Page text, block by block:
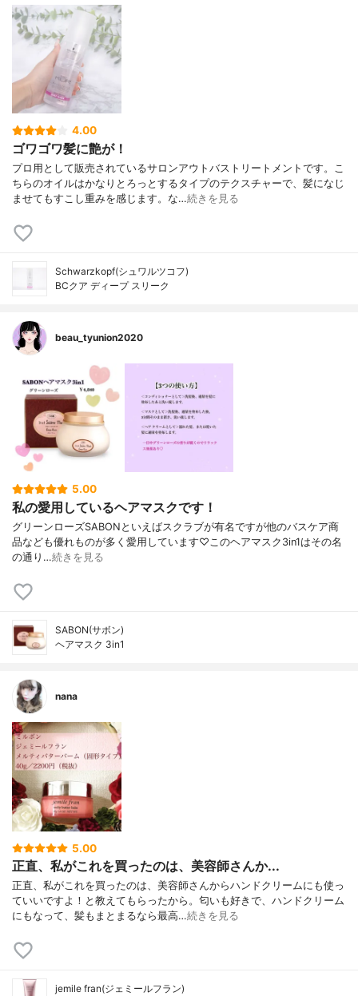
4.00
ゴワゴワ髪に艶が！
プロ用として販売されているサロンアウトバストリートメントです。こ
ちらのオイルはかなりとろっとするタイプのテクスチャーで、髪になじ
ませてもすこし重みを感じます。な…続きを見る
Schwarzkopf(シュワルツコフ)
BCクア ディープ スリーク
beau_tyunion2020
5.00
私の愛用しているヘアマスクです！
グリーンローズSABONといえばスクラブが有名ですが他のバスケア商
品なども優れものが多く愛用しています♡このヘアマスク3in1はその名
の通り…続きを見る
SABON(サボン)
ヘアマスク 3in1
nana
5.00
正直、私がこれを買ったのは、美容師さんか...
正直、私がこれを買ったのは、美容師さんからハンドクリームにも使っ
ていいですよ！と教えてもらったから。匂いも好きで、ハンドクリーム
にもなって、髪もまとまるなら最高…続きを見る
jemile fran(ジェミールフラン)